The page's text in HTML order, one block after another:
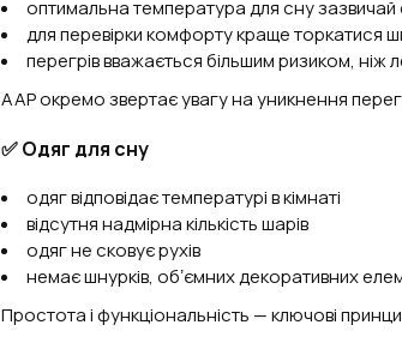
оптимальна температура для сну зазвичай
для перевірки комфорту краще торкатися
перегрів вважається більшим ризиком, ніж
AAP окремо звертає увагу на уникнення
✅ Одяг для сну
одяг відповідає температурі в кімнаті
відсутня надмірна кількість шарів
одяг не сковує рухів
немає шнурків, обʼємних декоративних
Простота і функціональність — ключові